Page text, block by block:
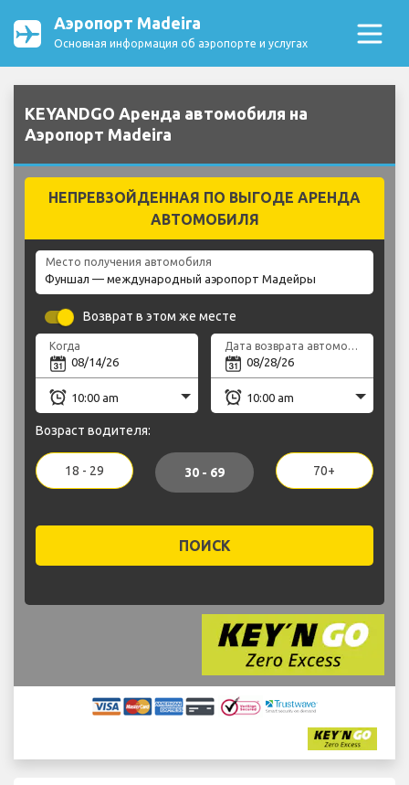
Аэропорт Madeira
Основная информация об аэропорте и услугах
KEYANDGO Аренда автомобиля на
Аэропорт Madeira
НЕПРЕВЗОЙДЕННАЯ ПО ВЫГОДЕ АРЕНДА
АВТОМОБИЛЯ
Место получения автомобиля
Возврат в этом же месте
Когда Дата возврата автомобиля
Возраст водителя:
18 - 29 30 - 69 70+
ПОИСК